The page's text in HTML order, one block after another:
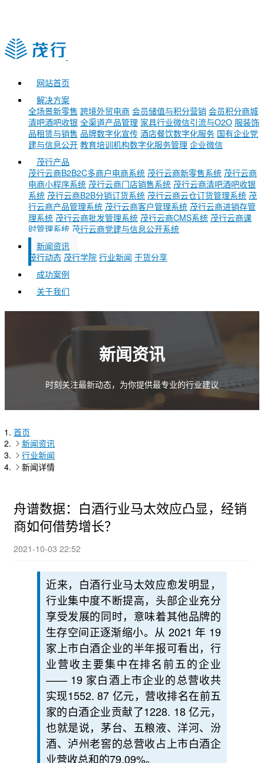
网站首页
解决方案
全场景新零售 跨境外贸电商 会员储值与积分营销 会员积分商城
清吧酒吧收银 全渠道产品管理 家具行业微信引流与O2O 服装饰
品租赁与销售 品牌数字化宣传 酒店餐饮数字化服务 国有企业党
建与信息公开 教育培训机构数字化服务管理 企业微信
茂行产品
茂行云商B2B2C多商户电商系统 茂行云商新零售系统 茂行云商
电商小程序系统 茂行云商门店销售系统 茂行云商清吧酒吧收银
系统 茂行云商B2B分销订货系统 茂行云商云仓订货管理系统 茂
行云商产品管理系统 茂行云商客户管理系统 茂行云商进销存管
理系统 茂行云商批发管理系统 茂行云商CMS系统 茂行云商课
时管理系统 茂行云商党建与信息公开系统
新闻资讯
茂行动态 茂行学院 行业新闻 干货分享
成功案例
关于我们
新闻资讯
时刻关注最新动态，为你提供最专业的行业建议
首页
新闻资讯
行业新闻
新闻详情
舟谱数据：白酒行业马太效应凸显，经销
商如何借势增长？
2021-10-03 22:52
近来，白酒行业马太效应愈发明显，
行业集中度不断提高，头部企业充分
享受发展的同时，意味着其他品牌的
生存空间正逐渐缩小。从 2021 年 19
家上市白酒企业的半年报可看出，行
业营收主要集中在排名前五的企业
—— 19 家白酒上市企业的总营收共
实现1552. 87 亿元，营收排名在前五
家的白酒企业贡献了1228. 18 亿元，
也就是说，茅台、五粮液、洋河、汾
酒、泸州老窖的总营收占上市白酒企
业营收总和的79.09%。